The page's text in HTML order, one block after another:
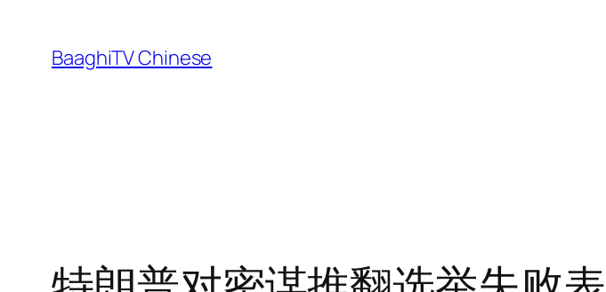
content
BaaghiTV Chinese